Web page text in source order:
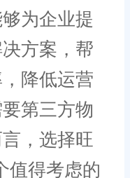
为企业提
方案，帮
降低运营
第三方物
，选择旺
值得考虑的